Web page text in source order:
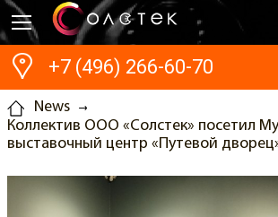
+7 (496) 266-60-70
News
Коллектив ООО «Солстек» посетил
выставочный центр «Путевой